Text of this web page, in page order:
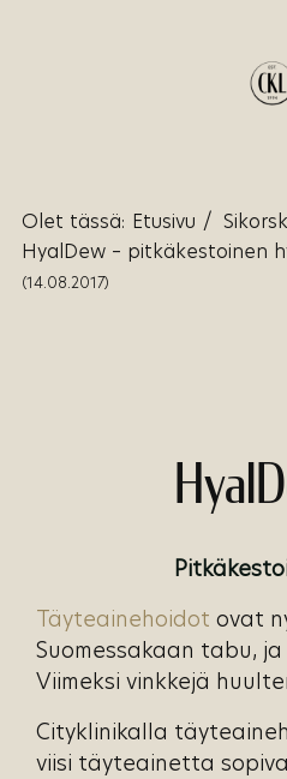
Olet tässä: Etusivu /
HyalDew – pitkäkestoinen
(14.08.2017)
Täyteainehoidot ovat
Suomessakaan tabu,
Viimeksi vinkkejä
Cityklinikalla
viisi täyteainetta